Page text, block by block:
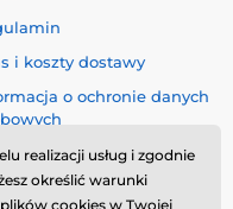
i koszty dostawy
o ochronie danych
i Odstąpienie od
realizacji usług i zgodnie
określić warunki
cookies w Twojej